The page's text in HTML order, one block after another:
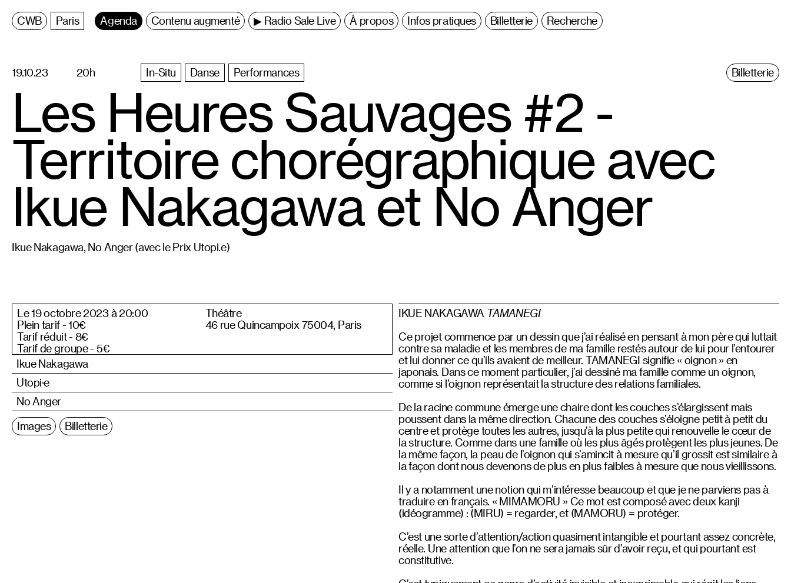
Centre
Wallonie
Bruxelles
Paris Agenda Contenu augmenté ▶ Radio Sale Live À propos Infos pratiques Billetterie Recherche
19.10.23 20h In-Situ Danse Performances Billetterie
Les Heures Sauvages #2 -
Territoire chorégraphique avec
Ikue Nakagawa et No Anger
Ikue Nakagawa, No Anger (avec le Prix Utopi.e)
Le 19 octobre 2023 à 20:00
Plein tarif - 10€
Tarif réduit - 8€
Tarif de groupe - 5€
Théâtre
46 rue Quincampoix 75004, Paris
Ikue Nakagawa
Utopi·e
No Anger
Images
Billetterie
IKUE NAKAGAWA TAMANEGI
Ce projet commence par un dessin que j’ai réalisé en pensant à mon père qui luttait
contre sa maladie et les membres de ma famille restés autour de lui pour l’entourer
et lui donner ce qu’ils avaient de meilleur. TAMANEGI signifie « oignon » en
japonais. Dans ce moment particulier, j’ai dessiné ma famille comme un oignon,
comme si l’oignon représentait la structure des relations familiales.
De la racine commune émerge une chaire dont les couches s’élargissent mais
poussent dans la même direction. Chacune des couches s’éloigne petit à petit du
centre et protège toutes les autres, jusqu’à la plus petite qui renouvelle le cœur de
la structure. Comme dans une famille où les plus âgés protègent les plus jeunes. De
la même façon, la peau de l’oignon qui s’amincit à mesure qu’il grossit est similaire à
la façon dont nous devenons de plus en plus faibles à mesure que nous vieillissons.
Il y a notamment une notion qui m’intéresse beaucoup et que je ne parviens pas à
traduire en français. « MIMAMORU » Ce mot est composé avec deux kanji
(idéogramme) : (MIRU) = regarder, et (MAMORU) = protéger.
C’est une sorte d’attention/action quasiment intangible et pourtant assez concrète,
réelle. Une attention que l’on ne sera jamais sûr d’avoir reçu, et qui pourtant est
constitutive.